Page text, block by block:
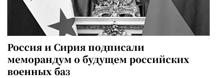
Россия и Сирия подписали
меморандум о будущем российских
военных баз